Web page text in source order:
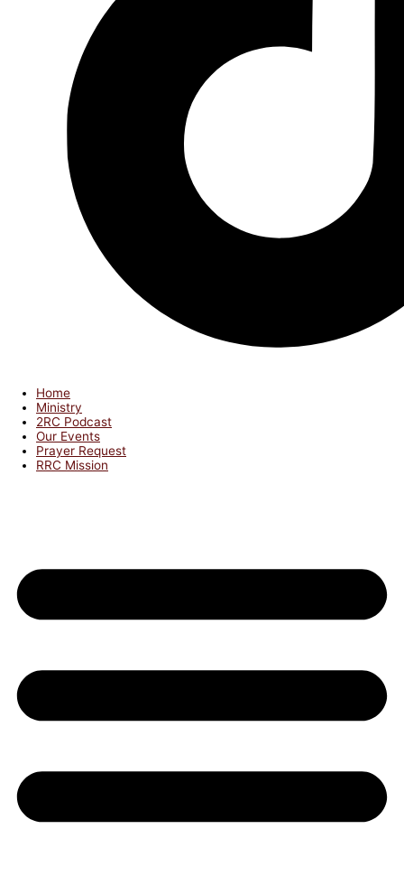
Home
Ministry
2RC Podcast
Our Events
Prayer Request
RRC Mission